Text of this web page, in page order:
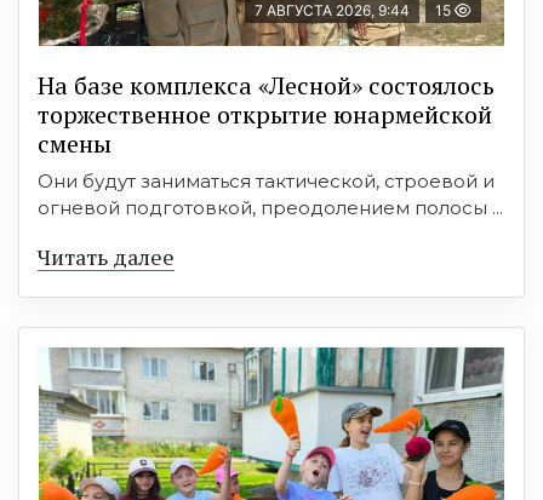
7 АВГУСТА 2026, 9:44 15
На базе комплекса «Лесной» состоялось
торжественное открытие юнармейской
смены
Они будут заниматься тактической, строевой и
огневой подготовкой, преодолением полосы ...
Читать далее